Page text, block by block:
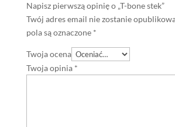
Napisz pierwszą opinię o „T-bone stek”
Twój adres email nie zostanie
pola są oznaczone *
Twoja ocena
Twoja opinia *